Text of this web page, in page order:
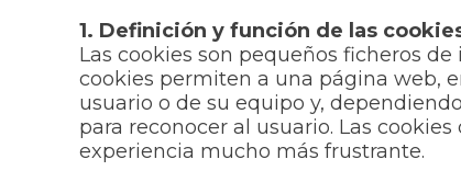
1. Definición y función de las
Las cookies son pequeños ficheros
cookies permiten a una página web,
usuario o de su equipo y,
para reconocer al usuario. Las
experiencia mucho más frustrante.